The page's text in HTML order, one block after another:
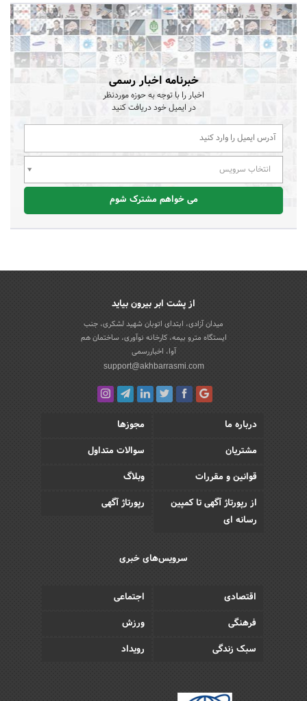
خبرنامه اخبار رسمی
اخبار را با توجه به حوزه موردنظر
در ایمیل خود دریافت کنید
انتخاب سرویس
می خواهم مشترک شوم
از پشت ابر بیرون بیاید
میدان آزادی، ابتدای اتوبان شهید لشکری، جنب
ایستگاه مترو بیمه، کارخانه نوآوری، ساختمان هم
آوا، اخباررسمی
support@akhbarrasmi.com
درباره ما
مجوزها
مشتریان
سوالات متداول
قوانین و مقررات
وبلاگ
از رپورتاژ آگهی تا کمپین
رسانه ای
رپورتاژ آگهی
سرویس‌های خبری
اقتصادی
اجتماعی
فرهنگی
ورزش
سبک زندگی
رویداد